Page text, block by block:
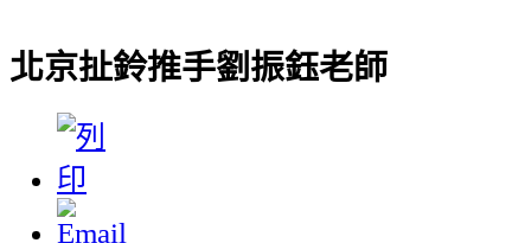
北京扯鈴推手劉振鈺老師